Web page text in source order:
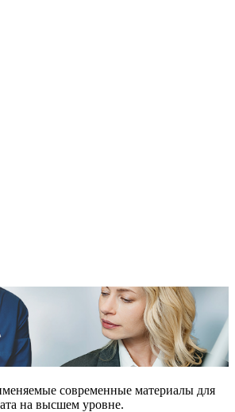
современные материалы для
на высшем уровне.